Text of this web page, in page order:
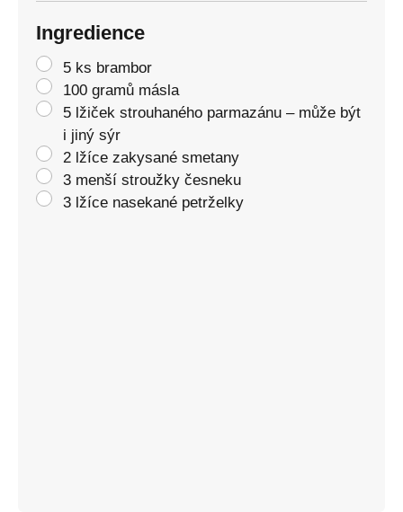
Ingredience
5 ks brambor
100 gramů másla
5 lžiček strouhaného parmazánu – může být
i jiný sýr
2 lžíce zakysané smetany
3 menší stroužky česneku
3 lžíce nasekané petrželky